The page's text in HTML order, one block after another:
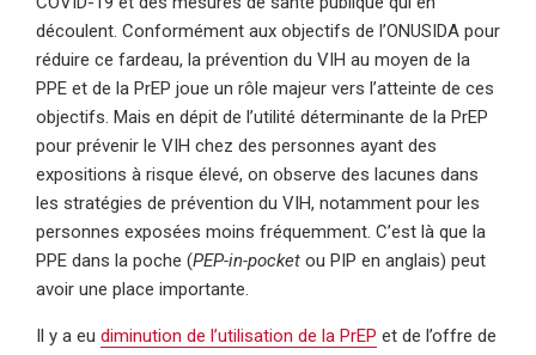
découlent. Conformément aux objectifs de l’ONUSIDA pour
réduire ce fardeau, la prévention du VIH au moyen de la
PPE et de la PrEP joue un rôle majeur vers l’atteinte de ces
objectifs. Mais en dépit de l’utilité déterminante de la PrEP
pour prévenir le VIH chez des personnes ayant des
expositions à risque élevé, on observe des lacunes dans
les stratégies de prévention du VIH, notamment pour les
personnes exposées moins fréquemment. C’est là que la
PPE dans la poche (PEP-in-pocket ou PIP en anglais) peut
avoir une place importante.
Il y a eu diminution de l’utilisation de la PrEP et de l’offre de